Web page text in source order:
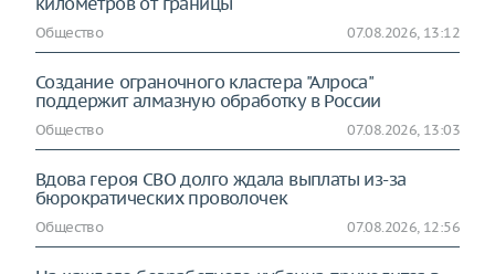
Общество 07.08.2026, 13:12
Создание ограночного кластера "Алроса"
поддержит алмазную обработку в России
Общество 07.08.2026, 13:03
Вдова героя СВО долго ждала выплаты из-за
бюрократических проволочек
Общество 07.08.2026, 12:56